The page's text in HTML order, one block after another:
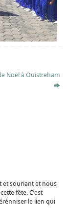
Noël à Ouistreham
et souriant et nous
fête. C’est
le lien qui